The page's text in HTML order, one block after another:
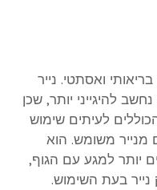
ואסתטי. נייר
בתולה נחשב להיגייני יותר, שכן
לעיתים שימוש
מנייר משומש. הוא
יותר למגע עם הגוף,
נייר בעת השימוש.